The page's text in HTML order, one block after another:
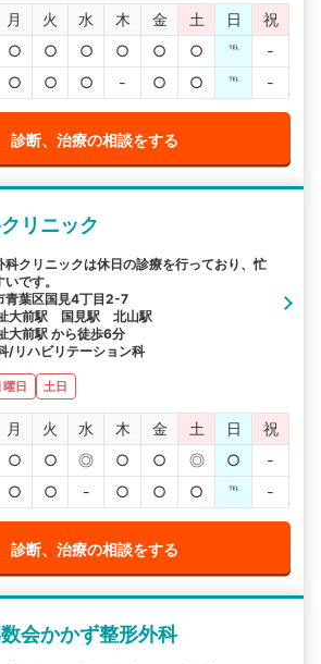
月 火 水 木 金 土 日
祝
○ ○ ○ ○ ○ ○ ℡
-
○ ○ ○ - ○ ○ ℡ -
診断、治療の相談をする
リニック
科クリニックは休日の診療を行っており、忙
です。
青葉区国見4丁目2-7
大前駅 国見駅 北山駅
大前駅 から徒歩6分
/リハビリテーション科
曜日 土日
月 火 水 木 金 土 日
祝
○ ○ ◎ ○ ○ ◎ ○
-
○ ○ - ○ ○ ○ ℡ -
診断、治療の相談をする
会かかず整形外科